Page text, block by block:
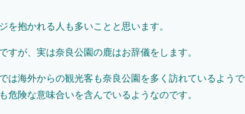
を抱かれる人も多いことと思います。
すが、実は奈良公園の鹿はお辞儀をします。
は海外からの観光客も奈良公園を多く訪れているようで
険な意味合いを含んでいるようなのです。